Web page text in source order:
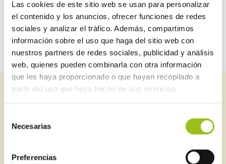
Las cookies de este sitio web se usan para personalizar
el contenido y los anuncios, ofrecer funciones de redes
sociales y analizar el tráfico. Además, compartimos
información sobre el uso que haga del sitio web con
nuestros partners de redes sociales, publicidad y análisis
web, quienes pueden combinarla con otra información
que les haya proporcionado o que hayan recopilado a
partir del uso que haya hecho de sus servicios.
Necesarias
Preferencias
RITE (calefacción y climatización)
Suscríbete a nuestro newsletter
industrial